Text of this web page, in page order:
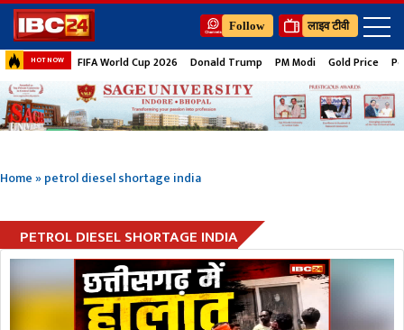
Follow लाइव टीवी
HOT NOW FIFA World Cup 2026 Donald Trump PM Modi Gold Price
Home»petrol diesel shortage india
PETROL DIESEL SHORTAGE INDIA